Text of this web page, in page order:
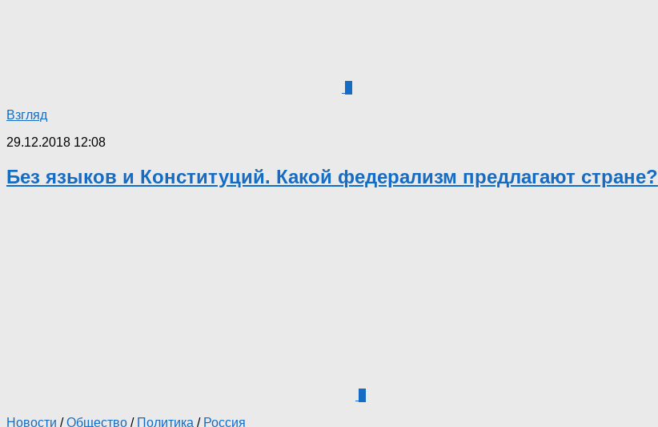
Взгляд
29.12.2018 12:08
Без языков и Конституций. Какой федерализм предлагают стране?
Новости /Общество / Политика / Россия